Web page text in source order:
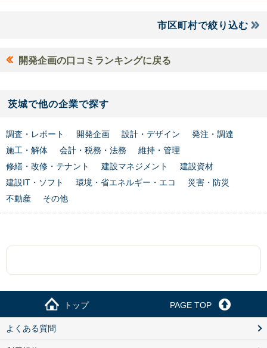
市区町村で絞り込む
開発企画の口コミランキングに戻る
茨城で他の企業で探す
調査・レポート 開発企画 設計・デザイン
発注・調達
施工・解体
会計・税務・法務
維持・管理
修繕・改修・テナント
建設マネジメント
建設資材
建設IT・ソフト
環境・省エネルギー・エコ
災害・防災
不動産
その他
トップ PAGE TOP
よくある質問